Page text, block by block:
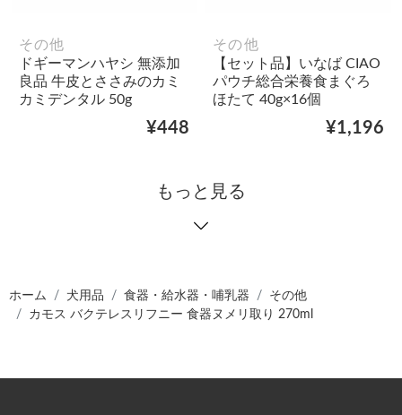
その他
ドギーマンハヤシ 無添加
良品 牛皮とささみのカミ
カミデンタル 50g
¥448
その他
【セット品】いなば CIAO
パウチ総合栄養食まぐろ
ほたて 40g×16個
¥1,196
もっと見る
ホーム 犬用品 食器・給水器・哺乳器
その他
カモス バクテレスリフニー 食器ヌメリ取り 270ml